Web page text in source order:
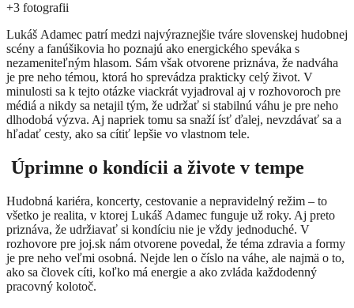
+3 fotografii
Lukáš Adamec patrí medzi najvýraznejšie tváre slovenskej hudobnej
scény a fanúšikovia ho poznajú ako energického speváka s
nezameniteľným hlasom. Sám však otvorene priznáva, že nadváha
je pre neho témou, ktorá ho sprevádza prakticky celý život. V
minulosti sa k tejto otázke viackrát vyjadroval aj v rozhovoroch pre
médiá a nikdy sa netajil tým, že udržať si stabilnú váhu je pre neho
dlhodobá výzva. Aj napriek tomu sa snaží ísť ďalej, nevzdávať sa a
hľadať cesty, ako sa cítiť lepšie vo vlastnom tele.
Úprimne o kondícii a živote v tempe
Hudobná kariéra, koncerty, cestovanie a nepravidelný režim – to
všetko je realita, v ktorej Lukáš Adamec funguje už roky. Aj preto
priznáva, že udržiavať si kondíciu nie je vždy jednoduché. V
rozhovore pre joj.sk nám otvorene povedal, že téma zdravia a formy
je pre neho veľmi osobná. Nejde len o číslo na váhe, ale najmä o to,
ako sa človek cíti, koľko má energie a ako zvláda každodenný
pracovný kolotoč.